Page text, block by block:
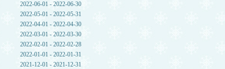
2022-06-01 - 2022-06-30
2022-05-01 - 2022-05-31
2022-04-01 - 2022-04-30
2022-03-01 - 2022-03-30
2022-02-01 - 2022-02-28
2022-01-01 - 2022-01-31
2021-12-01 - 2021-12-31